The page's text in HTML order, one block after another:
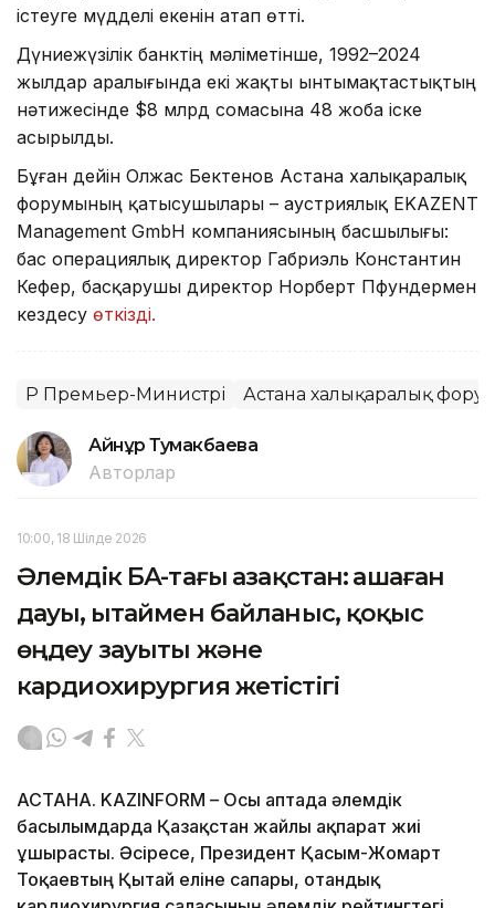
істеуге мүдделі екенін атап өтті.
Дүниежүзілік банктің мәліметінше, 1992–2024
жылдар аралығында екі жақты ынтымақтастықтың
нәтижесінде $8 млрд сомасына 48 жоба іске
асырылды.
Бұған дейін Олжас Бектенов Астана халықаралық
форумының қатысушылары – аустриялық EKAZENT
Management GmbH компаниясының басшылығы:
бас операциялық директор Габриэль Константин
Кефер, басқарушы директор Норберт Пфундермен
кездесу өткізді.
ҚР Премьер-Министрі Астана халықаралық
Айнұр Тумакбаева
Авторлар
10:00, 18 Шілде 2026
Әлемдік БАҚ-тағы Қазақстан: Қашаған
дауы, Қытаймен байланыс, қоқыс
өңдеу зауыты және
кардиохирургия жетістігі
АСТАНА. KAZINFORM – Осы аптада әлемдік
басылымдарда Қазақстан жайлы ақпарат жиі
ұшырасты. Әсіресе, Президент Қасым-Жомарт
Тоқаевтың Қытай еліне сапары, отандық